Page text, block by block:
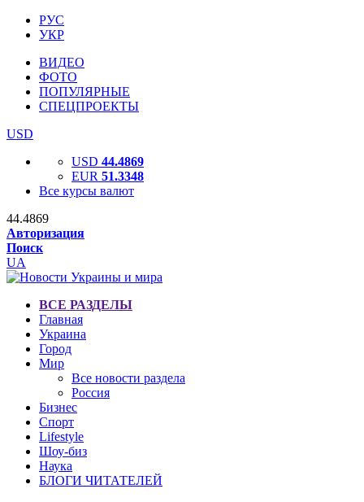
РУС
УКР
ВИДЕО
ФОТО
ПОПУЛЯРНЫЕ
СПЕЦПРОЕКТЫ
USD
USD 44.4869
EUR 51.3348
Все курсы валют
44.4869
Авторизация
Поиск
UA
ВСЕ РАЗДЕЛЫ
Главная
Украина
Город
Мир
Все новости раздела
Россия
Бизнес
Спорт
Lifestyle
Шоу-биз
Наука
БЛОГИ ЧИТАТЕЛЕЙ